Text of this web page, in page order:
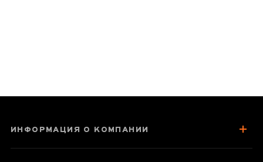
ИНФОРМАЦИЯ О КОМПАНИИ